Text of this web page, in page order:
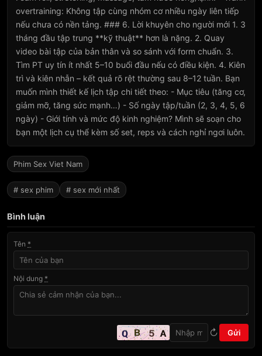
overtraining: Không tập cùng nhóm cơ nhiều ngày liên tiếp
nếu chưa có nền tảng. ### 6. Lời khuyên cho người mới 1. 3
tháng đầu tập trung **kỹ thuật** hơn là nặng. 2. Quay
video bài tập của bản thân và so sánh với form chuẩn. 3.
Tìm PT uy tín ít nhất 5–10 buổi đầu nếu có điều kiện. 4. Kiên
trì và kiên nhẫn – kết quả rõ rệt thường sau 8–12 tuần. Bạn
muốn mình thiết kế lịch tập chi tiết theo: - Mục tiêu (tăng cơ,
giảm mỡ, tăng sức mạnh…) - Số ngày tập/tuần (2, 3, 4, 5, 6
ngày) - Giới tính và mức độ kinh nghiệm? Mình sẽ soạn cho
bạn một lịch cụ thể kèm số set, reps và cách nghỉ ngơi luôn.
Phim Sex Viet Nam
# sex phim # sex mới nhất
Bình luận
Tên *
Nội dung *
↻ Gửi